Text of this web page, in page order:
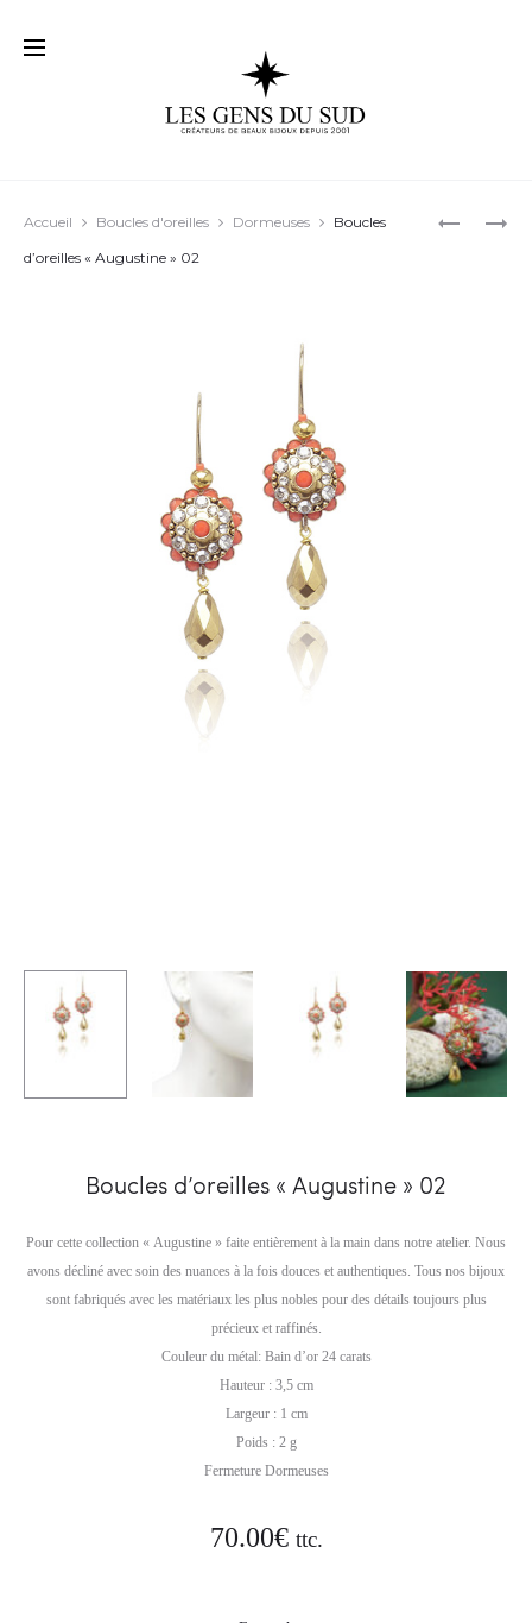
BOUCLES
BOUCLES
Accueil Boucles d'oreilles Dormeuses
Boucles
d’oreilles « Augustine » 02
Boucles d’oreilles « Augustine » 02
Pour cette collection « Augustine » faite entièrement à la main dans notre atelier. Nous
avons décliné avec soin des nuances à la fois douces et authentiques. Tous nos bijoux
sont fabriqués avec les matériaux les plus nobles pour des détails toujours plus
précieux et raffinés.
Couleur du métal: Bain d’or 24 carats
Hauteur : 3,5 cm
Largeur : 1 cm
Poids : 2 g
Fermeture Dormeuses
70.00€ ttc.